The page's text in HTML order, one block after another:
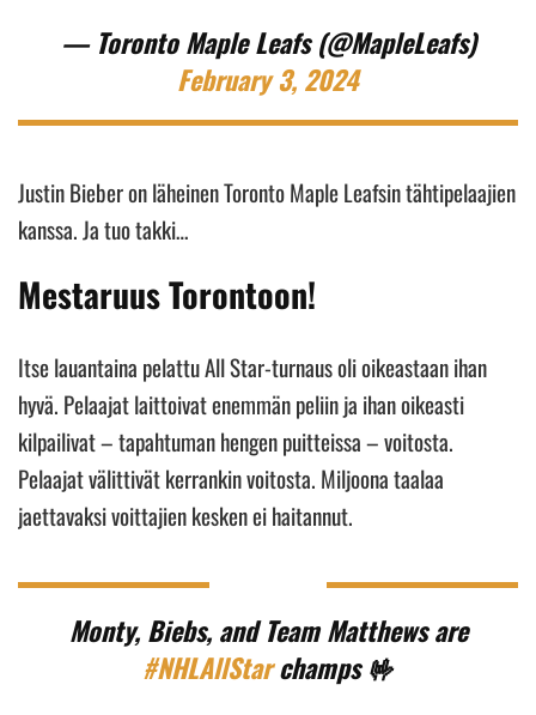
— Toronto Maple Leafs (@MapleLeafs)
February 3, 2024
Justin Bieber on läheinen Toronto Maple Leafsin tähtipelaajien
kanssa. Ja tuo takki…
Mestaruus Torontoon!
Itse lauantaina pelattu All Star-turnaus oli oikeastaan ihan
hyvä. Pelaajat laittoivat enemmän peliin ja ihan oikeasti
kilpailivat – tapahtuman hengen puitteissa – voitosta.
Pelaajat välittivät kerrankin voitosta. Miljoona taalaa
jaettavaksi voittajien kesken ei haitannut.
Monty, Biebs, and Team Matthews are
#NHLAllStarchamps 🤟